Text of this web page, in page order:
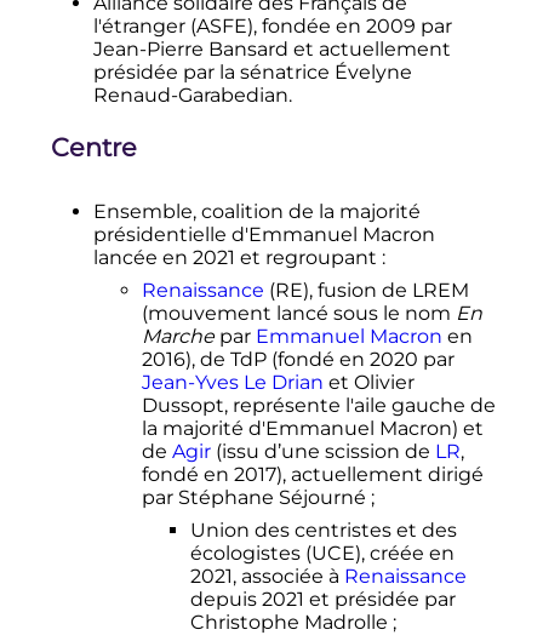
l'étranger (ASFE), fondée en 2009 par
Jean-Pierre Bansard et actuellement
présidée par la sénatrice Évelyne
Renaud-Garabedian.
Centre
Ensemble, coalition de la majorité
présidentielle d'Emmanuel Macron
lancée en 2021 et regroupant :
Renaissance (RE), fusion de LREM
(mouvement lancé sous le nom En
Marchepar Emmanuel Macron en
2016), de TdP (fondé en 2020 par
Jean-Yves Le Drian et Olivier
Dussopt, représente l'aile gauche de
la majorité d'Emmanuel Macron) et
de Agir(issu d’une scission de LR,
fondé en 2017), actuellement dirigé
par Stéphane Séjourné ;
Union des centristes et des
écologistes (UCE), créée en
2021, associée à Renaissance
depuis 2021 et présidée par
Christophe Madrolle ;